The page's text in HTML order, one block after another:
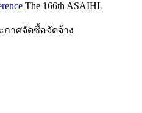
The 166th ASAIHL
กาศจัดซื้อจัดจ้าง